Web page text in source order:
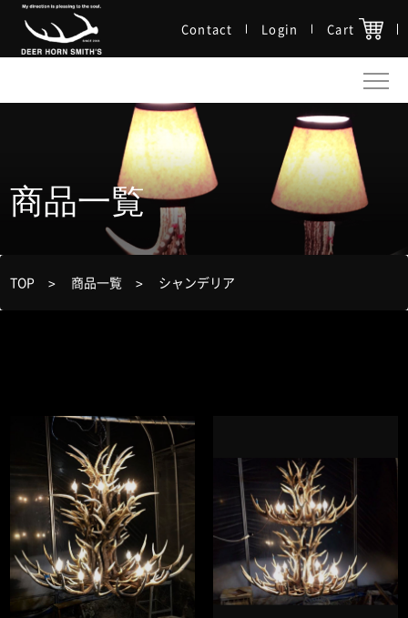
Contact Login Cart
商品一覧
TOP 商品一覧 シャンデリア